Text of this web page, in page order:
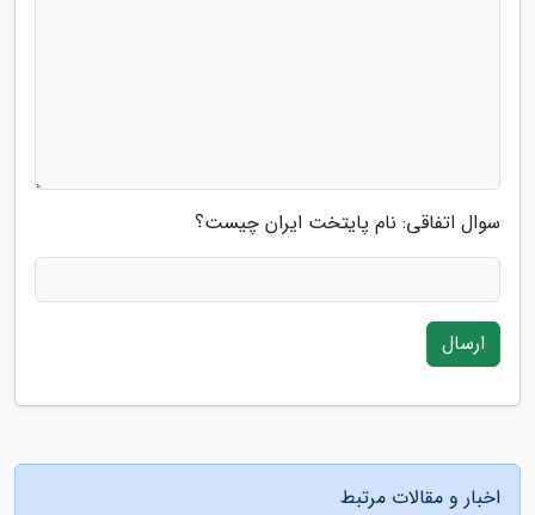
سوال اتفاقی: نام پایتخت ایران چیست؟
ارسال
اخبار و مقالات مرتبط